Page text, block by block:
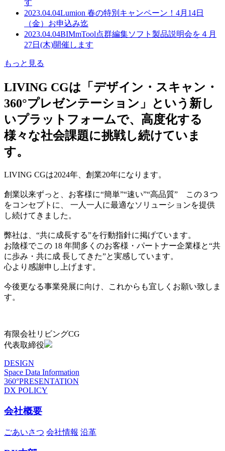
す
2023.04.04Lumion 春の特別キャンペーン！4月14日
（金）お申込み迄
2023.04.04BIMmTool点群編集ソフト製品説明会を４月
27日(木)開催します
もっと見る
LIVING CGは「デザイン・スキャン・
360°プレゼンテーション」という新し
いプラットフォームで、高度化する
様々な社会課題に挑戦し続けていま
す。
LIVING CGは2024年、創業20年になります。
創業以来ずっと、お客様に“簡単”“速い”“高品質” この３つ
をコンセプトに、 一人一人に最適なソリューションを提供
し続けてきました。
弊社は、“共に成長する”を行動指針に掲げています。
お陰様でこの 18 年間多くのお客様・パートナー企業様と“共
に歩み・共に成 長してきた”と実感しています。
心より感謝申し上げます。
今後更なる事業発展に向け、これからも宜しくお願い致しま
す。
有限会社リビングCG
代表取締役
DESIGN
Space Data Information
360°PRESENTATION
DX POLICY
会社概要
ごあいさつ 会社情報 沿革